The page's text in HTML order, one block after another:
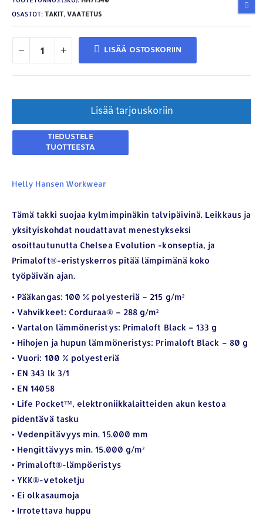
OSASTOT: TAKIT, VAATETUS
LISÄÄ OSTOSKORIIN
Lisää tarjouskoriin
Helly Hansen Workwear
Tämä takki suojaa kylmimpinäkin talvipäivinä. Leikkaus ja
yksityiskohdat noudattavat menestykseksi
osoittautunutta Chelsea Evolution -konseptia, ja
Primaloft®-eristyskerros pitää lämpimänä koko
työpäivän ajan.
• Pääkangas: 100 % polyesteriä – 215 g/m²
• Vahvikkeet: Corduraa® – 288 g/m²
• Vartalon lämmöneristys: Primaloft Black – 133 g
• Hihojen ja hupun lämmöneristys: Primaloft Black – 80 g
• Vuori: 100 % polyesteriä
• EN 343 lk 3/1
• EN 14058
• Life Pocket™, elektroniikkalaitteiden akun kestoa
pidentävä tasku
• Vedenpitävyys min. 15.000 mm
• Hengittävyys min. 15.000 g/m²
• Primaloft®-lämpöeristys
• YKK®-vetoketju
• Ei olkasaumoja
• Irrotettava huppu
YHTEYSTIEDOT
Osoite: Hikivuorenkatu 14 C 20, 33710 Tampere
Puhelin: 040-7549431
royal.yrityslahjat@gmail.com